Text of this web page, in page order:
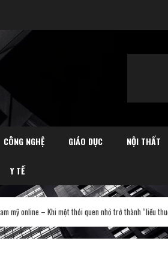
CÔNG NGHỆ GIÁO DỤC NỘI THẤT
Y TẾ
mỹ online – Khi một thói quen nhỏ trở thành “liều